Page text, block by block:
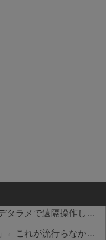
イーロン・マスク「中国のロボットはデタラメで遠隔操作してるだけ」
チー牛「デブの事豚丼って呼ぼうぜ！」←これが流行らなかった理由